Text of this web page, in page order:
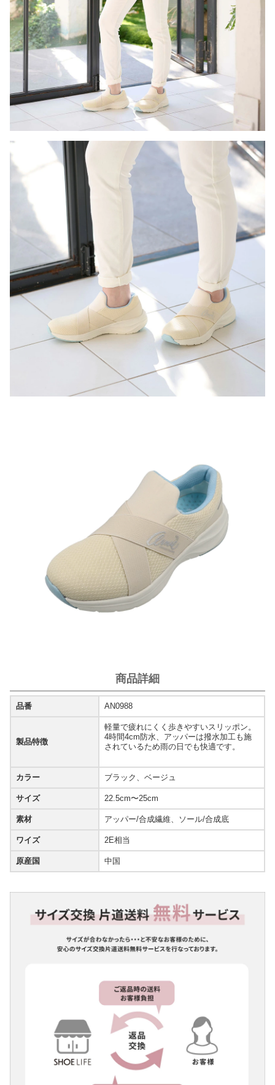
商品詳細
品番 AN0988
製品特徴
軽量で疲れにくく歩きやすいスリッポン。
4時間4cm防水、アッパーは撥水加工も施
されているため雨の日でも快適です。
カラー ブラック、ベージュ
サイズ 22.5cm〜25cm
素材 アッパー/合成繊維、ソール/合成底
ワイズ 2E相当
原産国 中国